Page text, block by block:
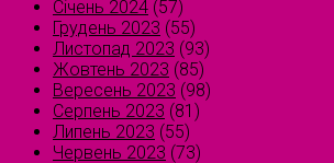
Січень 2024 (57)
Грудень 2023 (55)
Листопад 2023 (93)
Жовтень 2023 (85)
Вересень 2023 (98)
Серпень 2023 (81)
Липень 2023 (55)
Червень 2023 (73)